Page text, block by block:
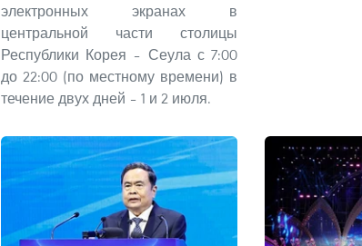
электронных экранах в
центральной части столицы
Республики Корея – Сеула с 7:00
до 22:00 (по местному времени) в
течение двух дней – 1 и 2 июля.